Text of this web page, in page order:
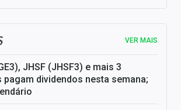
VER MAIS
JHSF (JHSF3) e mais 3
pagam dividendos nesta semana;